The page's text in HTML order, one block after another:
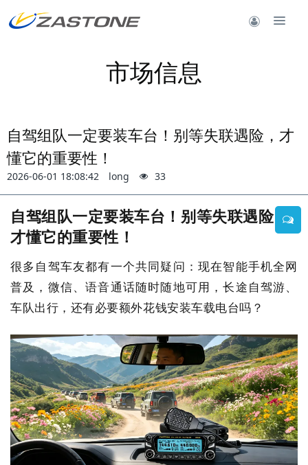
市场信息
自驾组队一定要装车台！别等失联遇险，才
懂它的重要性！
2026-06-01 18:08:42 long 33
自驾组队一定要装车台！别等失联遇险，
才懂它的重要性！
很多自驾车友都有一个共同疑问：现在智能手机全网
普及，微信、语音通话随时随地可用，长途自驾游、
车队出行，还有必要额外花钱安装车载电台吗？